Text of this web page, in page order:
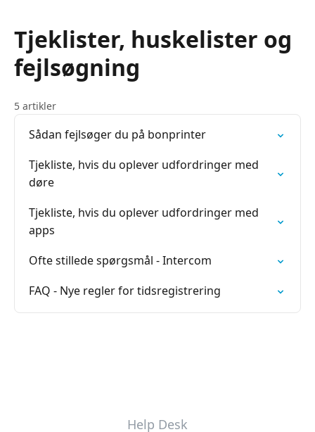
Tjeklister, huskelister og
fejlsøgning
5 artikler
Sådan fejlsøger du på bonprinter
Tjekliste, hvis du oplever udfordringer med
døre
Tjekliste, hvis du oplever udfordringer med
apps
Ofte stillede spørgsmål - Intercom
FAQ - Nye regler for tidsregistrering
Help Desk